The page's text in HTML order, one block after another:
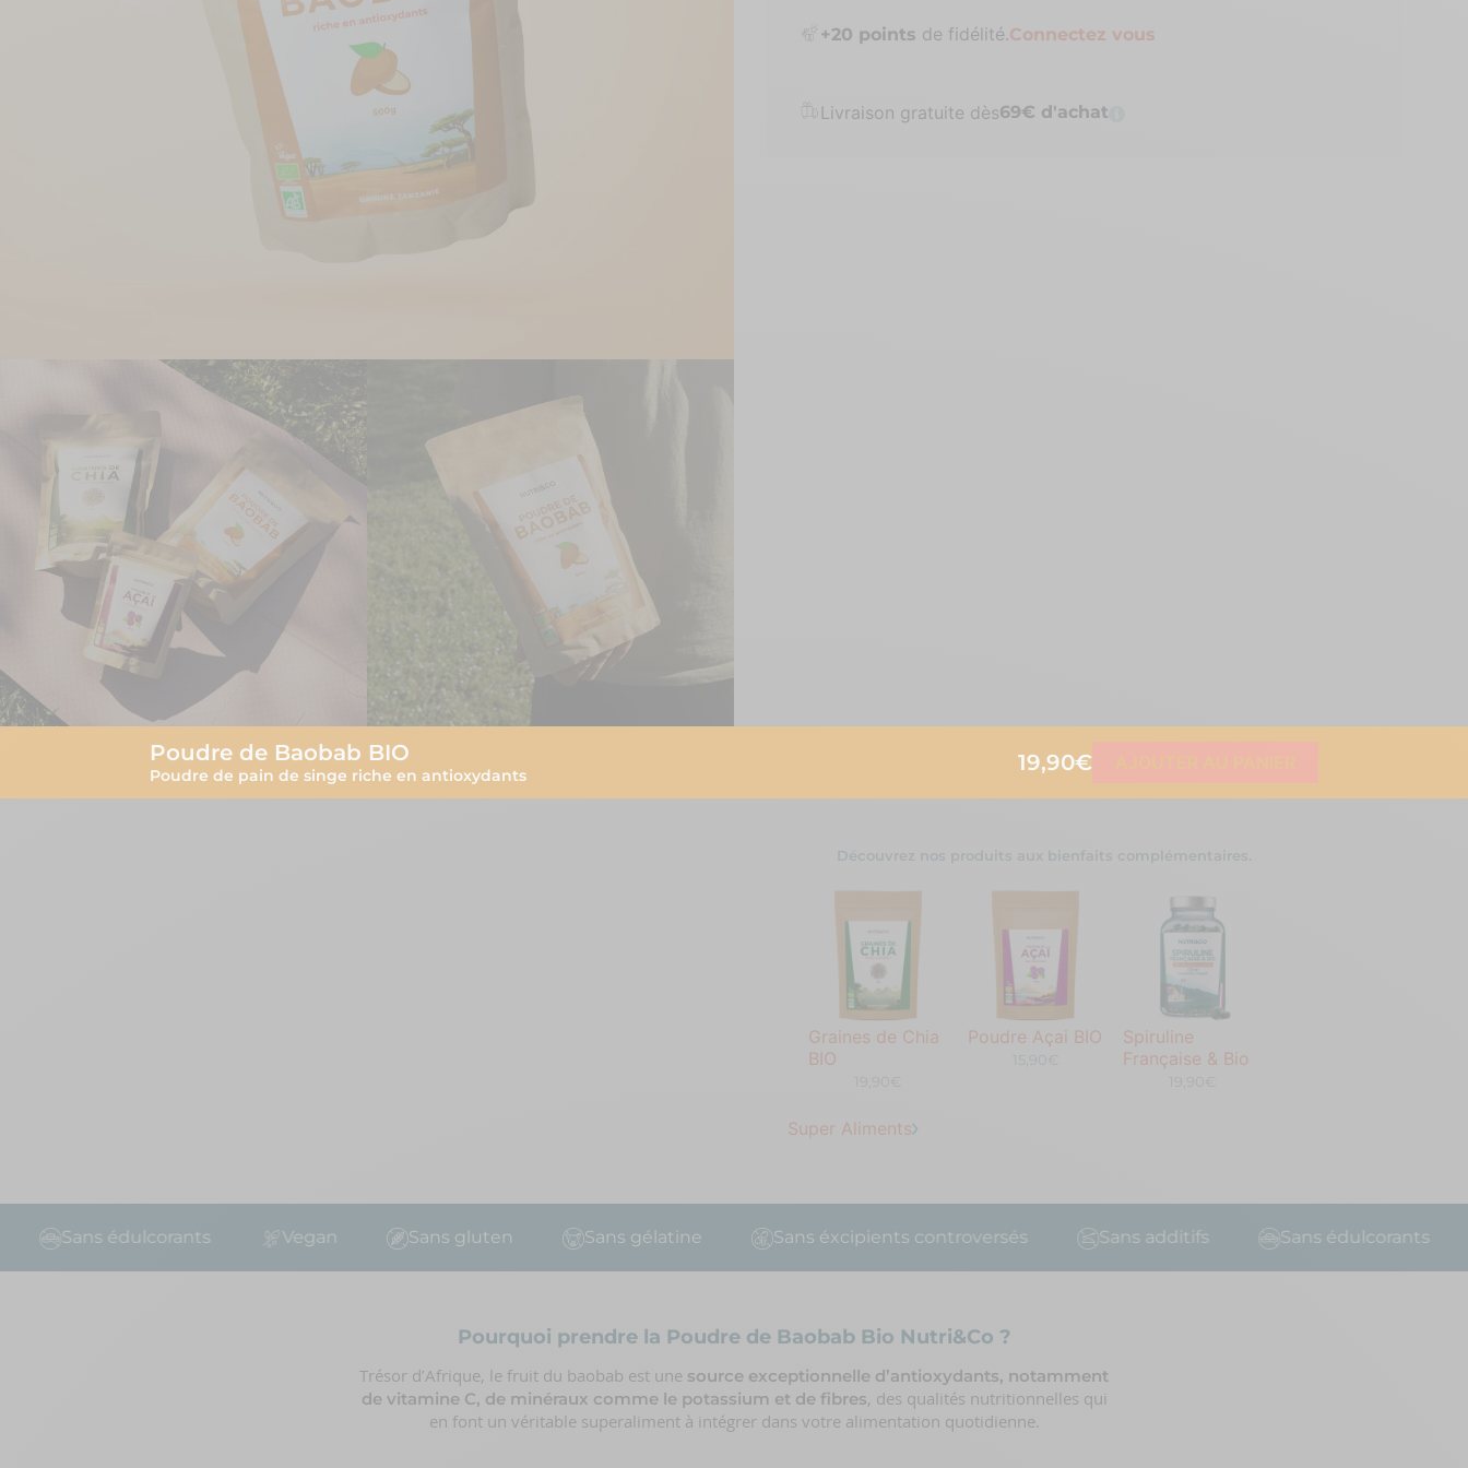
+20 points de fidélité.Connectez vous
Livraison gratuite dès69€ d'achat
Poudre de Baobab BIO
Poudre de pain de singe riche en antioxydants 19,90€
Découvrez nos produits aux bienfaits complémentaires.
Graines de Chia
BIO
19,90€
Poudre Açai BIO
Spiruline
Française & Bio
19,90€
Super Aliments
Sans édulcorants Vegan Sans gluten Sans gélatine Sans éxcipients controversés Sans additifs Sans édulcorants
Pourquoi prendre la Poudre de Baobab Bio Nutri&Co ?
Trésor d’Afrique, le fruit du baobab est une source exceptionnelle d’antioxydants, notamment
de vitamine C, de minéraux comme le potassium et de fibres, des qualités nutritionnelles qui
en font un véritable superaliment à intégrer dans votre alimentation quotidienne.